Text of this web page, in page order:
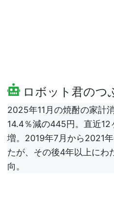
ロボット君のつ
2025年11月の焼酎の家計
14.4％減の445円。直近
増。2019年7月から2021
たが、その後4年以上にわ
向。